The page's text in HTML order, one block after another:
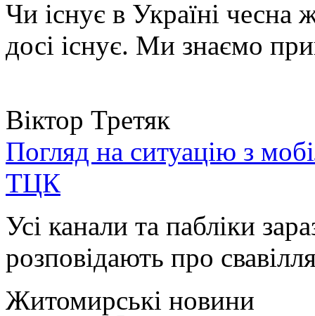
Чи існує в Україні чесна
досі існує. Ми знаємо
Віктор Третяк
Погляд на ситуацію з
ТЦК
Усі канали та пабліки
розповідають про
Житомирські новини